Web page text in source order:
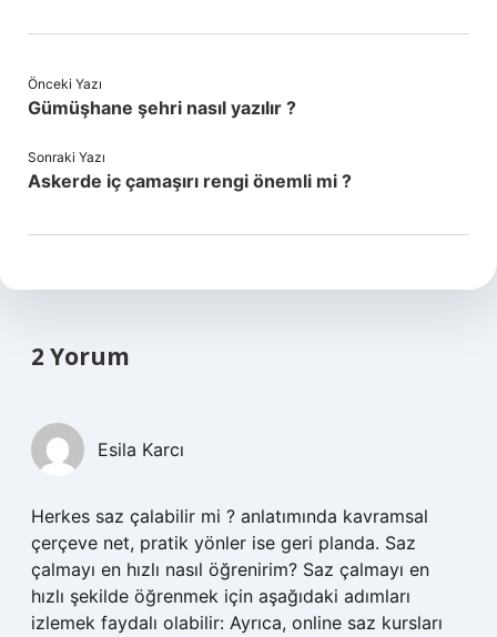
Önceki Yazı
Gümüşhane şehri nasıl yazılır ?
Sonraki Yazı
Askerde iç çamaşırı rengi önemli mi ?
2 Yorum
Esila Karcı
Herkes saz çalabilir mi ? anlatımında kavramsal
çerçeve net, pratik yönler ise geri planda. Saz
çalmayı en hızlı nasıl öğrenirim? Saz çalmayı en
hızlı şekilde öğrenmek için aşağıdaki adımları
izlemek faydalı olabilir: Ayrıca, online saz kursları